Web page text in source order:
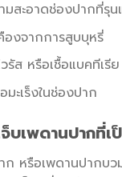
มสะอาดช่องปากที่รุน
องจากการสูบบุหรี่
รัส หรือเชื้อแบคทีเรีย
ะเร็งในช่องปาก
บเพดานปากที่เ
ก หรือเพดานปากบ